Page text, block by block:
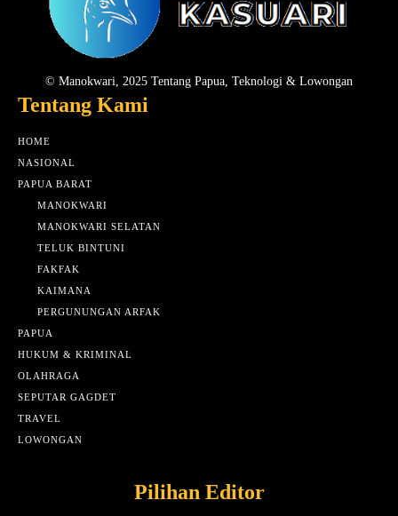
© Manokwari, 2025 Tentang Papua, Teknologi & Lowongan
Tentang Kami
HOME
NASIONAL
PAPUA BARAT
MANOKWARI
MANOKWARI SELATAN
TELUK BINTUNI
FAKFAK
KAIMANA
PERGUNUNGAN ARFAK
PAPUA
HUKUM & KRIMINAL
OLAHRAGA
SEPUTAR GAGDET
TRAVEL
LOWONGAN
Pilihan Editor